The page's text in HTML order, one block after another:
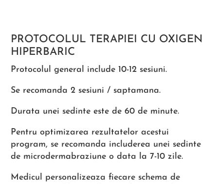
PROTOCOLUL TERAPIEI CU OXIGEN
HIPERBARIC
Protocolul general include 10-12 sesiuni.
Se recomanda 2 sesiuni / saptamana.
Durata unei sedinte este de 60 de minute.
Pentru optimizarea rezultatelor acestui
program, se recomanda includerea unei sedinte
de microdermabraziune o data la 7-10 zile.
Medicul personalizeaza fiecare schema de